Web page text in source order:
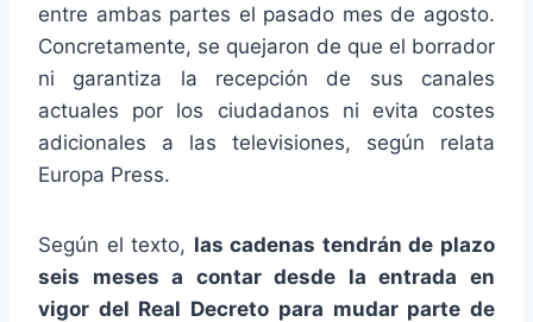
entre ambas partes el pasado mes de agosto.
Concretamente, se quejaron de que el borrador
ni garantiza la recepción de sus canales
actuales por los ciudadanos ni evita costes
adicionales a las televisiones, según relata
Europa Press.
Según el texto, las cadenas tendrán de plazo
seis meses a contar desde la entrada en
vigor del Real Decreto para mudar parte de